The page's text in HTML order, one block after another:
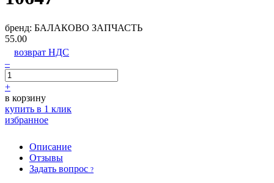
бренд: БАЛАКОВО ЗАПЧАСТЬ
55.00
возврат НДС
–
+
в корзину
купить в 1 клик
избранное
Описание
Отзывы
Задать вопрос ?